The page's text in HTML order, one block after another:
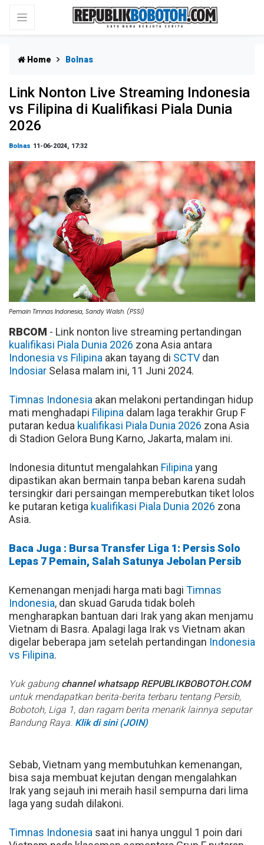
Home Bolnas
Link Nonton Live Streaming Indonesia
vs Filipina di Kualifikasi Piala Dunia
2026
Bolnas 11-06-2024, 17:32
Pemain Timnas Indonesia, Sandy Walsh. (PSSI)
RBCOM - Link nonton live streaming pertandingan
kualifikasi Piala Dunia 2026 zona Asia antara
Indonesia vs Filipina akan tayang di SCTV dan
Indosiar Selasa malam ini, 11 Juni 2024.
Timnas Indonesia akan melakoni pertandingan hidup
mati menghadapi Filipina dalam laga terakhir Grup F
putaran kedua kualifikasi Piala Dunia 2026 zona Asia
di Stadion Gelora Bung Karno, Jakarta, malam ini.
Indonesia dituntut mengalahkan Filipina yang
dipastikan akan bermain tanpa beban karena sudah
tersingkir dari persaingan memperebutkan tiket lolos
ke putaran ketiga kualifikasi Piala Dunia 2026 zona
Asia.
Baca Juga : Bursa Transfer Liga 1: Persis Solo
Lepas 7 Pemain, Salah Satunya Jebolan Persib
Kemenangan menjadi harga mati bagi Timnas
Indonesia, dan skuad Garuda tidak boleh
mengharapkan bantuan dari Irak yang akan menjamu
Vietnam di Basra. Apalagi laga Irak vs Vietnam akan
digelar beberapa jam setelah pertandingan Indonesia
vs Filipina.
Yuk gabung channel whatsapp REPUBLIKBOBOTOH.COM
untuk mendapatkan berita-berita terbaru tentang Persib,
Bobotoh, Liga 1, dan ragam berita menarik lainnya seputar
Bandung Raya. Klik di sini (JOIN)
Sebab, Vietnam yang membutuhkan kemenangan,
bisa saja membuat kejutan dengan mengalahkan
Irak yang sejauh ini meraih hasil sempurna dari lima
laga yang sudah dilakoni.
Timnas Indonesia saat ini hanya unggul 1 poin dari